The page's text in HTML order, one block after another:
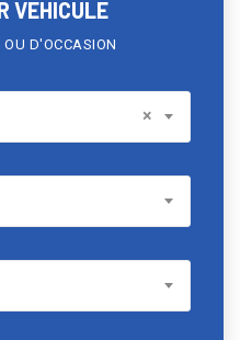
VEHICULE
OU D'OCCASION
×